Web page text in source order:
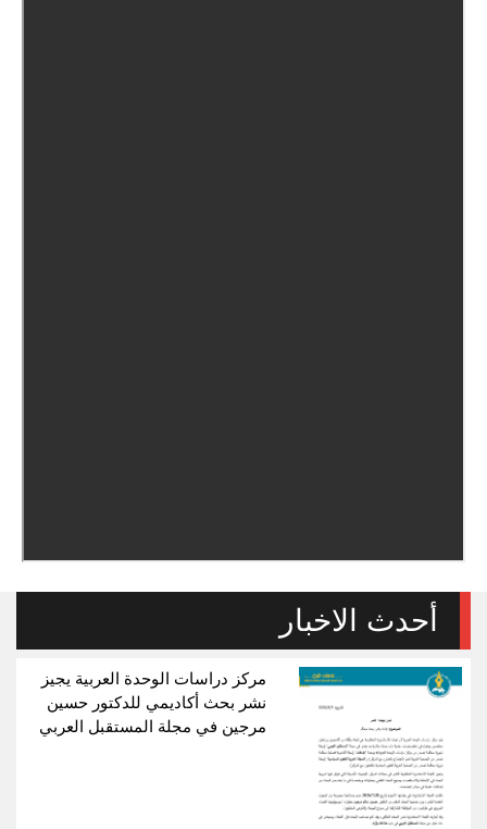
أحدث الاخبار
مركز دراسات الوحدة العربية يجيز
نشر بحث أكاديمي للدكتور حسين
مرجين في مجلة المستقبل العربي